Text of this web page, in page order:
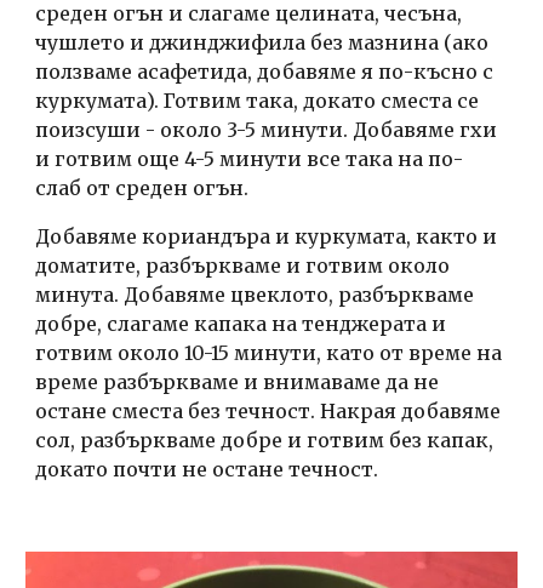
среден огън и слагаме целината, чесъна,
чушлето и джинджифила без мазнина (ако
ползваме асафетида, добавяме я по-късно с
куркумата). Готвим така, докато сместа се
поизсуши - около 3-5 минути. Добавяме гхи
и готвим още 4-5 минути все така на по-
слаб от среден огън.
Добавяме кориандъра и куркумата, както и
доматите, разбъркваме и готвим около
минута. Добавяме цвеклото, разбъркваме
добре, слагаме капака на тенджерата и
готвим около 10-15 минути, като от време на
време разбъркваме и внимаваме да не
остане сместа без течност. Накрая добавяме
сол, разбъркваме добре и готвим без капак,
докато почти не остане течност.